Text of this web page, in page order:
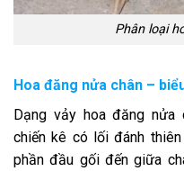
Phân loại
Hoa đăng nửa chân –
Dạng vảy hoa đăng nửa
chiến kê có lối đánh
phần đầu gối đến giữa